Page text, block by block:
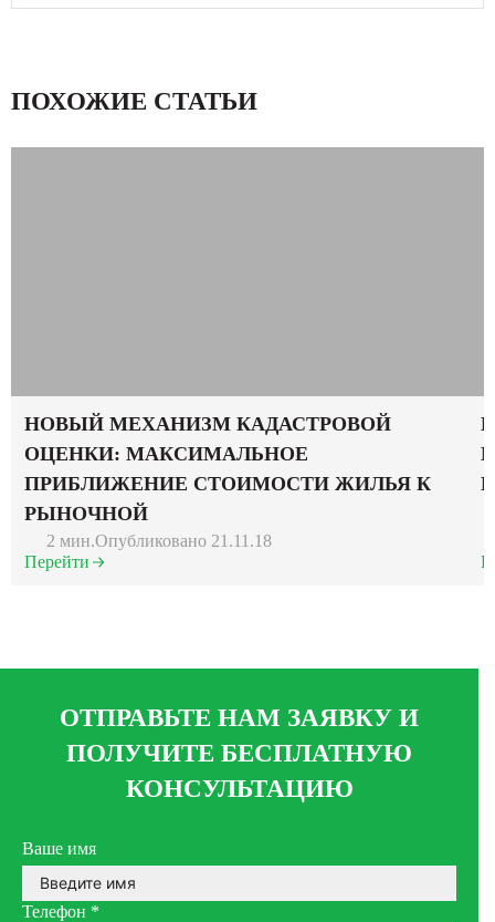
ПОХОЖИЕ СТАТЬИ
НОВЫЙ МЕХАНИЗМ КАДАСТРОВОЙ
ОЦЕНКИ: МАКСИМАЛЬНОЕ
ПРИБЛИЖЕНИЕ СТОИМОСТИ ЖИЛЬЯ К
РЫНОЧНОЙ
2 мин.Опубликовано 21.11.18
Перейти
ОТПРАВЬТЕ НАМ ЗАЯВКУ И
ПОЛУЧИТЕ БЕСПЛАТНУЮ
КОНСУЛЬТАЦИЮ
Ваше имя
Телефон *